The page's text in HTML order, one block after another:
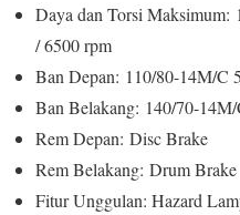
Daya dan Torsi Maksimum:
/ 6500 rpm
Ban Depan: 110/80-14M/C
Ban Belakang: 140/70-
Rem Depan: Disc Brake
Rem Belakang: Drum Brake
Fitur Unggulan: Hazard